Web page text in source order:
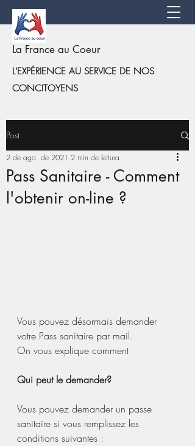
La France au Coeur
L'EXPÉRIENCE AU SERVICE DE NOS
CONCITOYENS
Post
Pass Sanitaire - Comment
l'obtenir on-line ?
2 de ago. de 2021 2 min de leitura
Vous pouvez désormais demander
votre Pass sanitaire par mail.
On vous explique comment
Qui peut le demander?
Vous pouvez demander un passe
sanitaire si vous remplissez les
conditions suivantes :